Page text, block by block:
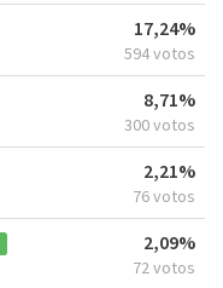
17,24%
594 votos
8,71%
300 votos
2,21%
76 votos
2,09%
72 votos